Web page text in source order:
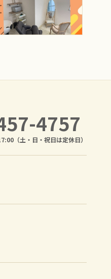
4757
（土・日・祝日は定休日）